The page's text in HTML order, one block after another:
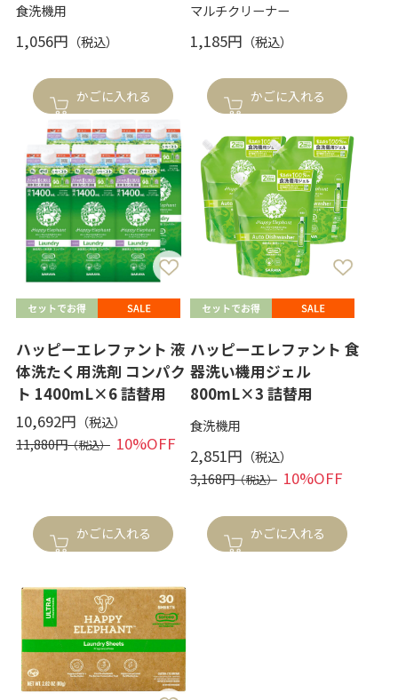
食洗機用
1,056円
かごに入れる
マルチクリーナー
1,185円
かごに入れる
ハッピーエレファント 液
体洗たく用洗剤 コンパク
ト 1400mL×6 詰替用
10,692円
11,880円 10%OFF
かごに入れる
ハッピーエレファント 食
器洗い機用ジェル
800mL×3 詰替用
食洗機用
2,851円
3,168円 10%OFF
かごに入れる